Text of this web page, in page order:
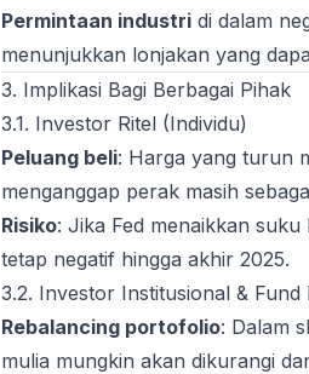
Permintaan industri di dalam
menunjukkan lonjakan yang
3. Implikasi Bagi Berbagai Pihak
3.1. Investor Ritel (Individu)
Peluang beli: Harga yang turun
menganggap perak masih
Risiko: Jika Fed menaikkan
tetap negatif hingga akhir 2025.
3.2. Investor Institusional & Fund
Rebalancing portofolio: Dalam
mulia mungkin akan dikurangi